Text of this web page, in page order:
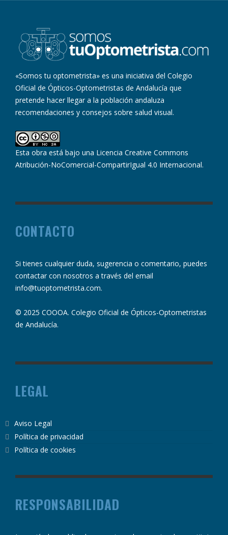
«Somos tu optometrista» es una iniciativa del Colegio
Oficial de Ópticos-Optometristas de Andalucía que
pretende hacer llegar a la población andaluza
recomendaciones y consejos sobre salud visual.
Esta obra está bajo una Licencia Creative Commons
Atribución-NoComercial-CompartirIgual 4.0 Internacional.
CONTACTO
Si tienes cualquier duda, sugerencia o comentario, puedes
contactar con nosotros a través del email
info@tuoptometrista.com.
© 2025 COOOA. Colegio Oficial de Ópticos-Optometristas
de Andalucía.
LEGAL
Aviso Legal
Política de privacidad
Política de cookies
RESPONSABILIDAD